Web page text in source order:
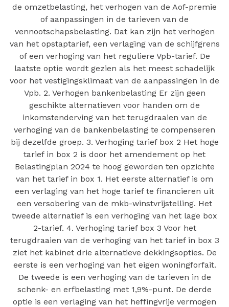
de omzetbelasting, het verhogen van de Aof-premie
of aanpassingen in de tarieven van de
vennootschapsbelasting. Dat kan zijn het verhogen
van het opstaptarief, een verlaging van de schijfgrens
of een verhoging van het reguliere Vpb-tarief. De
laatste optie wordt gezien als het meest schadelijk
voor het vestigingsklimaat van de aanpassingen in de
Vpb. 2. Verhogen bankenbelasting Er zijn geen
geschikte alternatieven voor handen om de
inkomstenderving van het terugdraaien van de
verhoging van de bankenbelasting te compenseren
bij dezelfde groep. 3. Verhoging tarief box 2 Het hoge
tarief in box 2 is door het amendement op het
Belastingplan 2024 te hoog geworden ten opzichte
van het tarief in box 1. Het eerste alternatief is om
een verlaging van het hoge tarief te financieren uit
een versobering van de mkb-winstvrijstelling. Het
tweede alternatief is een verhoging van het lage box
2-tarief. 4. Verhoging tarief box 3 Voor het
terugdraaien van de verhoging van het tarief in box 3
ziet het kabinet drie alternatieve dekkingsopties. De
eerste is een verhoging van het eigen woningforfait.
De tweede is een verhoging van de tarieven in de
schenk- en erfbelasting met 1,9%-punt. De derde
optie is een verlaging van het heffingvrije vermogen